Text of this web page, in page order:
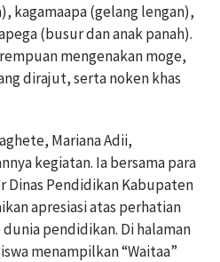
kagamaapa (gelang lengan),
(busur dan anak panah).
mengenakan moge,
dirajut, serta noken khas
Mariana Adii,
kegiatan. Ia bersama para
Dinas Pendidikan Kabupaten
apresiasi atas perhatian
pendidikan. Di halaman
menampilkan “Waitaa”